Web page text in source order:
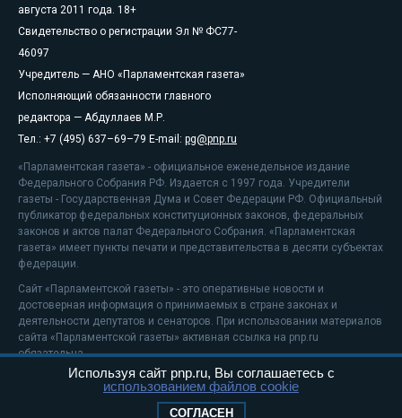
августа 2011 года. 18+
Свидетельство о регистрации Эл № ФС77-
46097
Учредитель — АНО «Парламентская газета»
Исполняющий обязанности главного
редактора — Абдуллаев М.Р.
Тел.: +7 (495) 637–69–79 E-mail: pg@pnp.ru
«Парламентская газета» - официальное еженедельное издание
Федерального Собрания РФ. Издается с 1997 года. Учредители
газеты - Государственная Дума и Совет Федерации РФ. Официальный
публикатор федеральных конституционных законов, федеральных
законов и актов палат Федерального Собрания. «Парламентская
газета» имеет пункты печати и представительства в десяти субъектах
федерации.
Сайт «Парламентской газеты» - это оперативные новости и
достоверная информация о принимаемых в стране законах и
деятельности депутатов и сенаторов. При использовании материалов
сайта «Парламентской газеты» активная ссылка на pnp.ru
обязательна.
На информационном ресурсе применяютсярекомендательные
Положение о защите персональных данных
Используя сайт pnp.ru, Вы соглашаетесь с
использованием файлов cookie
СОГЛАСЕН